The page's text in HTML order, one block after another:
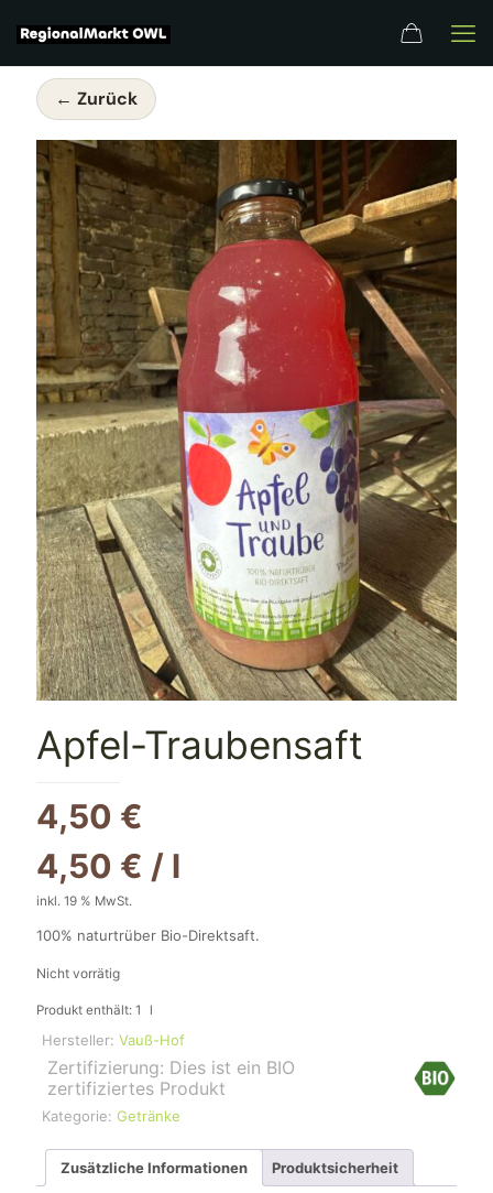
← Zurück
Apfel-Traubensaft
4,50 €
4,50 € / l
inkl. 19 % MwSt.
100% naturtrüber Bio-Direktsaft.
Nicht vorrätig
Produkt enthält: 1 l
Hersteller: Vauß-Hof
Zertifizierung: Dies ist ein BIO
zertifiziertes Produkt
Kategorie: Getränke
Zusätzliche Informationen Produktsicherheit